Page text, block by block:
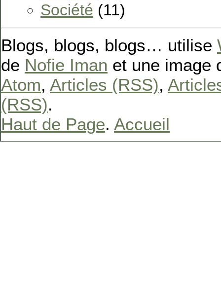
Société (11)
Blogs, blogs, blogs… utilise
de Nofie Iman et une image
Atom, Articles (RSS),
(RSS).
Haut de Page. Accueil